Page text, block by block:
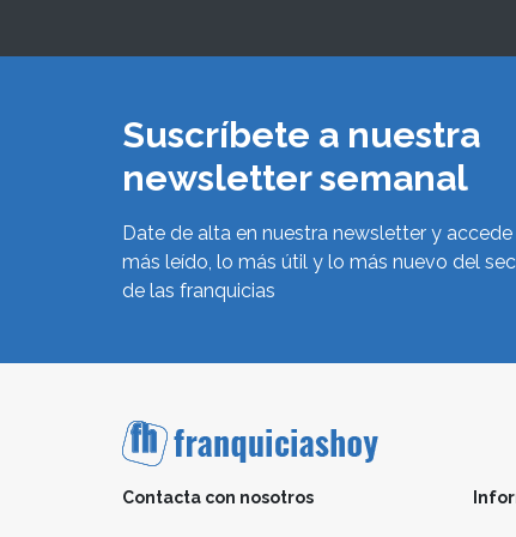
Suscríbete a nuestra
newsletter semanal
Date de alta en nuestra newsletter y accede
más leído, lo más útil y lo más nuevo del
de las franquicias
Contacta con nosotros